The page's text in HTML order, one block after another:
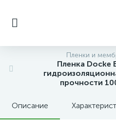
Пленки и
Пленка Docke
прочности
Описание